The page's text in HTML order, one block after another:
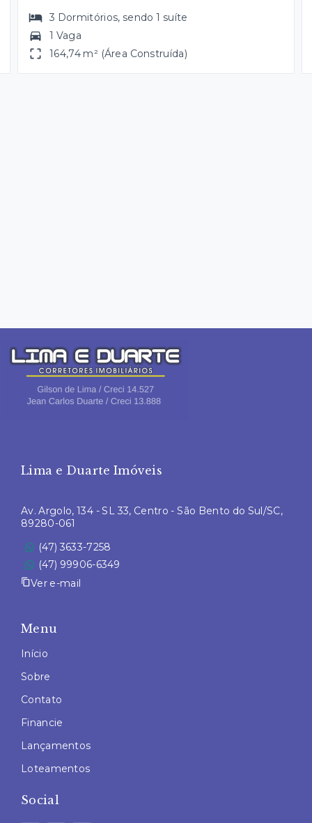
3 Dormitórios, sendo1 suíte
1 Vaga
164,74 m² (Área Construída)
Lima e Duarte Imóveis
Av. Argolo, 134 - SL 33, Centro - São Bento do Sul/SC,
89280-061
(47) 3633-7258
(47) 99906-6349
Ver e-mail
Menu
Início
Sobre
Contato
Financie
Lançamentos
Loteamentos
Social